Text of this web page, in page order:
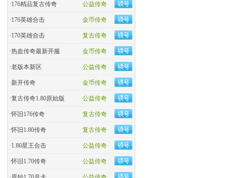
公益传奇
·176精品复古传奇
金币传奇
·176英雄合击
复古传奇
·170英雄合击
金币传奇
·热血传奇最新开服
公益传奇
·老版本新区
金币传奇
·新开传奇
公益传奇
·复古传奇1.80原始版
复古传奇
·怀旧176传奇
复古传奇
·怀旧1.80传奇
公益传奇
·1.80星王合击
公益传奇
·怀旧1.70传奇